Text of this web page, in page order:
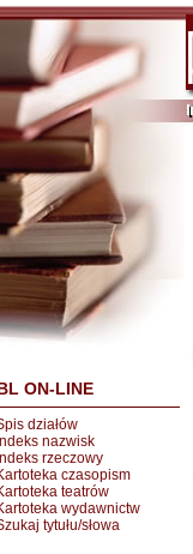
ON-LINE
działów
Indeks nazwisk
Indeks rzeczowy
czasopism
teatrów
wydawnictw
tytułu/słowa